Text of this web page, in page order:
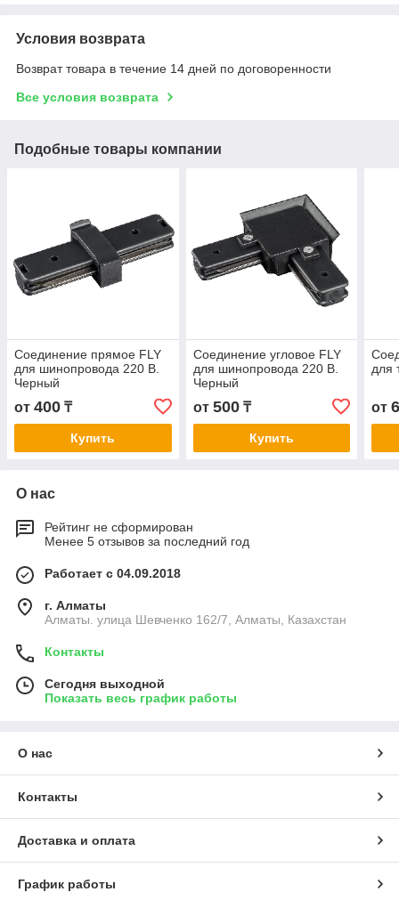
Условия возврата
Возврат товара в течение 14 дней по договоренности
Все условия возврата
Подобные товары компании
Соединение прямое FLY
для шинопровода 220 В.
Черный
от 400 ₸
Купить
Соединение угловое FLY
для шинопровода 220 В.
Черный
от 500₸
Купить
для
от
О нас
Рейтинг не сформирован
Менее 5 отзывов за последний год
Работает с 04.09.2018
г. Алматы
Алматы. улица Шевченко 162/7, Алматы, Казахстан
Контакты
Сегодня выходной
Показать весь график работы
О нас
Контакты
Доставка и оплата
График работы